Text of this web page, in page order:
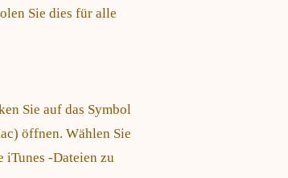
Sie dies für alle
Sie auf das Symbol
öffnen. Wählen Sie
iTunes -Dateien zu